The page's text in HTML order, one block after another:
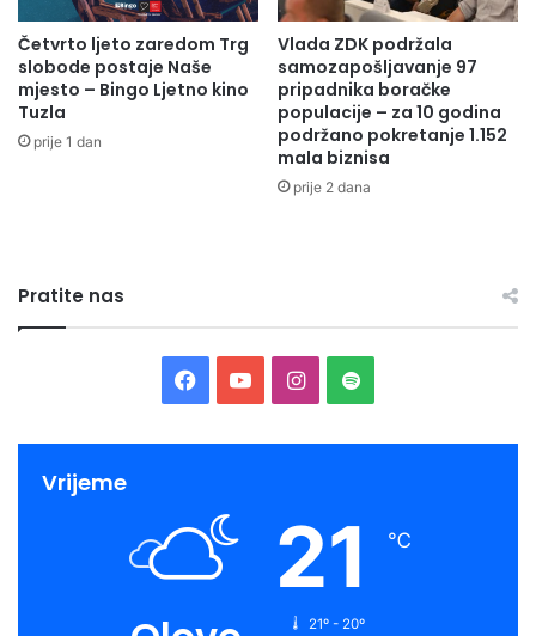
Četvrto ljeto zaredom Trg
slobode postaje Naše
mjesto – Bingo Ljetno kino
Tuzla
prije 1 dan
Vlada ZDK podržala
samozapošljavanje 97
pripadnika boračke
populacije – za 10 godina
podržano pokretanje 1.152
mala biznisa
prije 2 dana
Pratite nas
Facebook
YouTubeInstagram
Spotify
Vrijeme
21 ℃
21º - 20º